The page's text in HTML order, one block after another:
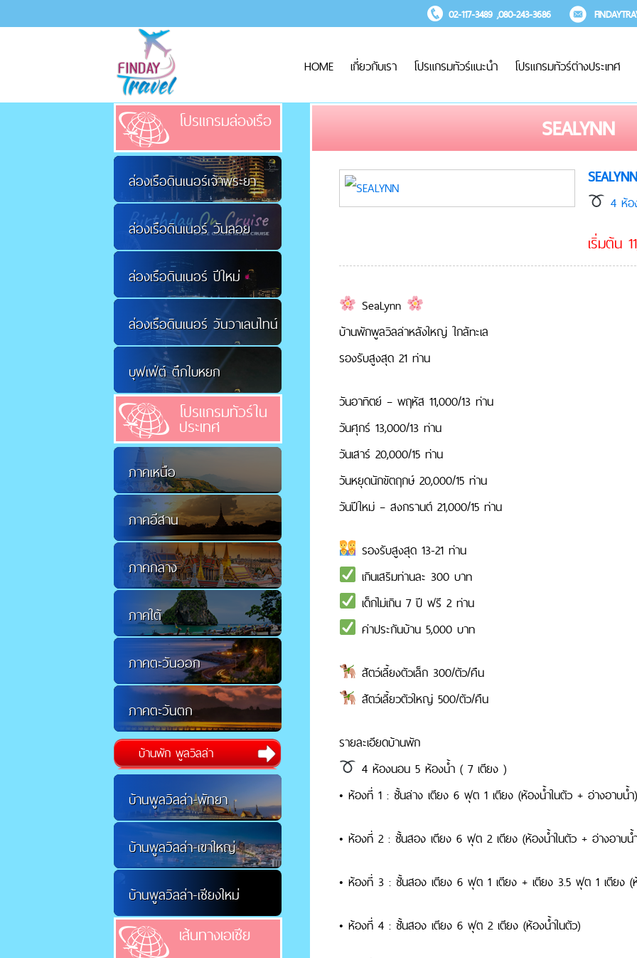
02-117-3489 ,080-243-3686
HOME เกี่ยวกับเรา โปรแกรมทัวร์แนะนำ โปรแกรมทัวร์ต่างประเทศ
โปรแกรมล่องเรือ
ล่องเรือดินเนอร์เจ้าพระยา
ล่องเรือดินเนอร์ วันลอย
กระทง
ล่องเรือดินเนอร์ ปีใหม่
ล่องเรือดินเนอร์ วันวาเลนไทน์
บุฟเฟ่ต์ ตึกใบหยก
โปรแกรมทัวร์ใน
ประเทศ
ภาคเหนือ
ภาคอีสาน
ภาคกลาง
ภาคใต้
ภาคตะวันออก
ภาคตะวันตก
บ้านพัก พูลวิลล่า
บ้านพูลวิลล่า-พัทยา
บ้านพูลวิลล่า-เขาใหญ่
บ้านพูลวิลล่า-เชียงใหม่
เส้นทางเอเชีย
SEALYNN
SEALYNN
4 ห้อ
เริ่มต้น
SeaLynn
บ้านพักพูลวิลล่าหลังใหญ่ ใกล้ทะเล
รองรับสูงสุด 21 ท่าน
วันอาทิตย์ – พฤหัส 11,000/13 ท่าน
วันศุกร์ 13,000/13 ท่าน
วันเสาร์ 20,000/15 ท่าน
วันหยุดนักขัตฤกษ์ 20,000/15 ท่าน
วันปีใหม่ – สงกรานต์ 21,000/15 ท่าน
รองรับสูงสุด 13-21 ท่าน
เกินเสริมท่านละ 300 บาท
เด็กไม่เกิน 7 ปี ฟรี 2 ท่าน
ค่าประกันบ้าน 5,000 บาท
สัตว์เลี้ยงตัวเล็ก 300/ตัว/คืน
สัตว์เลี้ยวตัวใหญ่ 500/ตัว/คืน
รายละเอียดบ้านพัก
4 ห้องนอน 5 ห้องน้ำ ( 7 เตียง )
• ห้องที่ 1 : ชั้นล่าง เตียง 6 ฟุต 1 เตียง (ห้องน้ำในตัว + อ่างอาบน้
• ห้องที่ 2 : ชั้นสอง เตียง 6 ฟุต 2 เตียง (ห้องน้ำในตัว + อ่างอาบ
• ห้องที่ 3 : ชั้นสอง เตียง 6 ฟุต 1 เตียง + เตียง 3.5 ฟุต 1 เตียง (
• ห้องที่ 4 : ชั้นสอง เตียง 6 ฟุต 2 เตียง (ห้องน้ำในตัว)